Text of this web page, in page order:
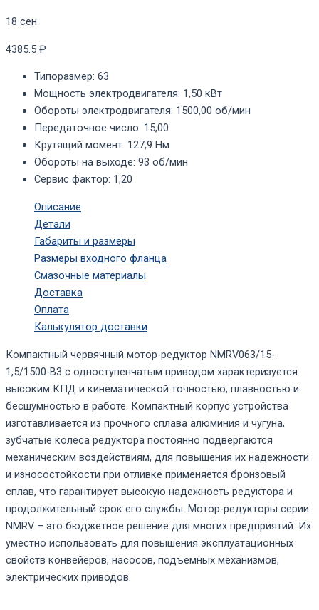
18 сен
4385.5 ₽
Типоразмер: 63
Мощность электродвигателя: 1,50 кВт
Обороты электродвигателя: 1500,00 об/мин
Передаточное число: 15,00
Крутящий момент: 127,9 Нм
Обороты на выходе: 93 об/мин
Сервис фактор: 1,20
Описание
Детали
Габариты и размеры
Размеры входного фланца
Смазочные материалы
Доставка
Оплата
Калькулятор доставки
Компактный червячный мотор-редуктор NMRV063/15-
1,5/1500-B3 с одноступенчатым приводом характеризуется
высоким КПД и кинематической точностью, плавностью и
бесшумностью в работе. Компактный корпус устройства
изготавливается из прочного сплава алюминия и чугуна,
зубчатые колеса редуктора постоянно подвергаются
механическим воздействиям, для повышения их надежности
и износостойкости при отливке применяется бронзовый
сплав, что гарантирует высокую надежность редуктора и
продолжительный срок его службы. Мотор-редукторы серии
NMRV – это бюджетное решение для многих предприятий. Их
уместно использовать для повышения эксплуатационных
свойств конвейеров, насосов, подъемных механизмов,
электрических приводов.